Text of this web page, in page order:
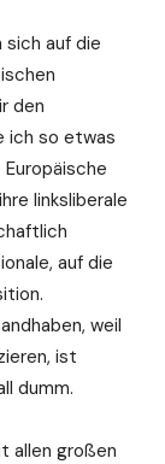
sich auf die
den
ich so etwas
linksliberale
auf die
weil
ist
dumm.
allen großen